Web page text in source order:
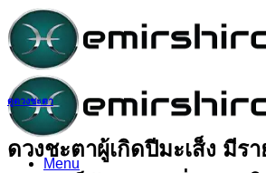
Skip
to
content
Menu
ดูดวงชะตา
ดวงชะตาผู้เกิดปีมะเส็ง มีร